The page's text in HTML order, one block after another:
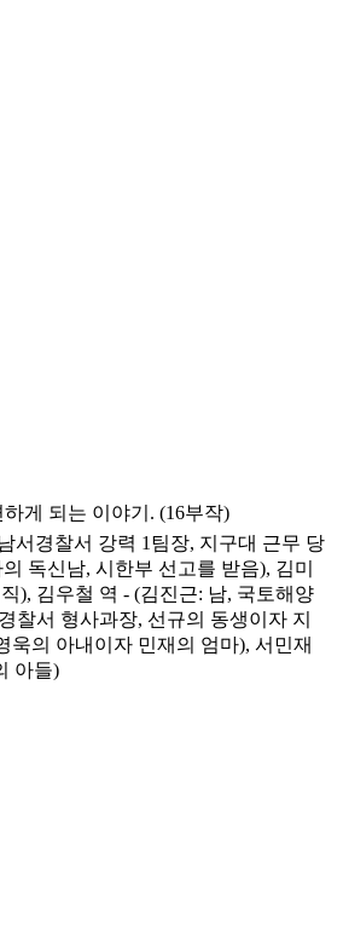
게 되는 이야기. (16부작)
서경찰서 강력 1팀장, 지구대 근무 당
독신남, 시한부 선고를 받음), 김미
), 김우철 역 - (김진근: 남, 국토해양
찰서 형사과장, 선규의 동생이자 지
욱의 아내이자 민재의 엄마), 서민재
아들)